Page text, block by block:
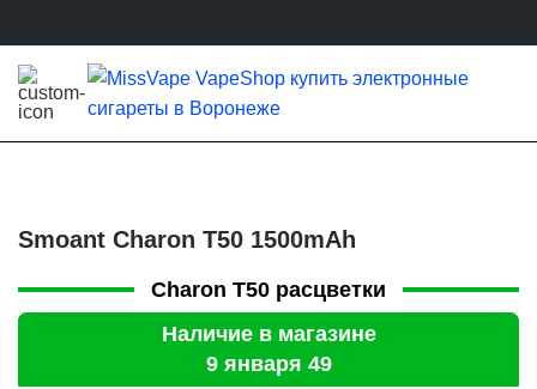
Smoant Charon T50 1500mAh
Charon T50 расцветки
Наличие в магазине
9 января 49